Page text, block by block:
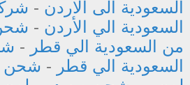
السعودية الى الاردن -
السعودية الي الأردن -
من السعودية الي قطر -
السعودية الي قطر - شحن